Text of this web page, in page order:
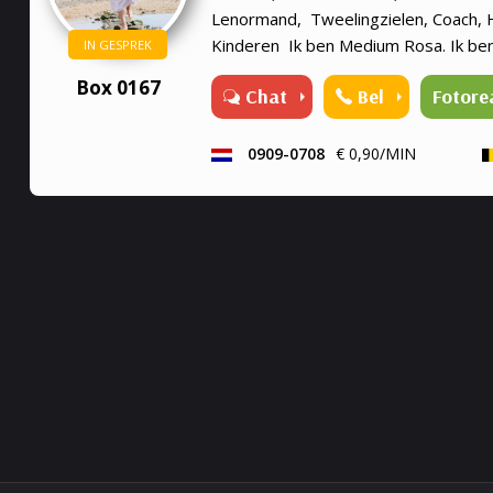
IN GESPREK
Box 0167
Lenormand, Tweelingzielen, Coach,
Kinderen Ik ben Medium Rosa. Ik
helderwetend en helderziend.
verder te helpen met we...
Chat Bel
0909-0708 € 0,90/MIN